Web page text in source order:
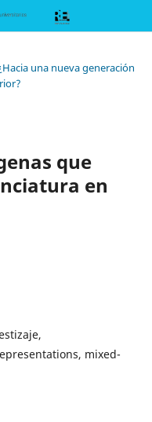
una nueva generación
que
en
mixed-